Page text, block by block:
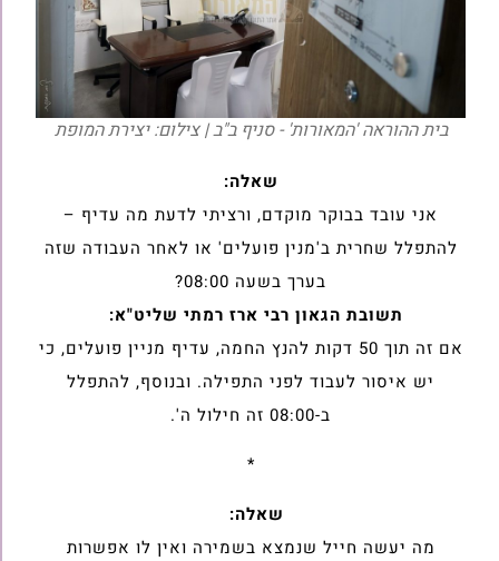
בית ההוראה 'המאורות' - סניף ב"ב | צילום: יצירת המופת
שאלה:
אני עובד בבוקר מוקדם, ורציתי לדעת מה עדיף –
להתפלל שחרית ב'מנין ‏פועלים' או לאחר העבודה שזה
בערך בשעה 08:00?
תשובת הגאון רבי ארז רמתי שליט"א:
אם זה תוך 50 דקות להנץ החמה, עדיף מניין פועלים, כי
יש איסור לעבוד לפני ‏התפילה. ובנוסף, להתפלל
ב-08:00 זה חילול ה'.‏
*
שאלה:
מה יעשה חייל שנמצא בשמירה ואין לו אפשרות